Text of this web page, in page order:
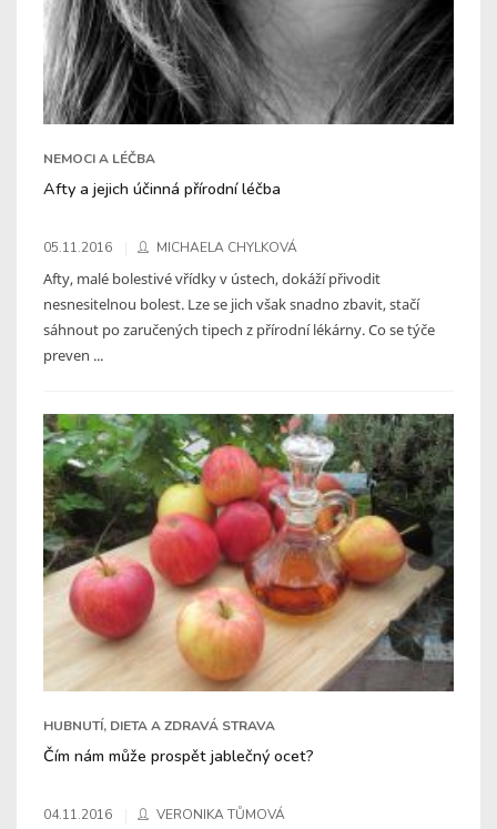
NEMOCI A LÉČBA
Afty a jejich účinná přírodní léčba
05.11.2016 MICHAELA CHYLKOVÁ
Afty, malé bolestivé vřídky v ústech, dokáží přivodit
nesnesitelnou bolest. Lze se jich však snadno zbavit, stačí
sáhnout po zaručených tipech z přírodní lékárny. Co se týče
preven ...
HUBNUTÍ, DIETA A ZDRAVÁ STRAVA
Čím nám může prospět jablečný ocet?
04.11.2016 VERONIKA TŮMOVÁ